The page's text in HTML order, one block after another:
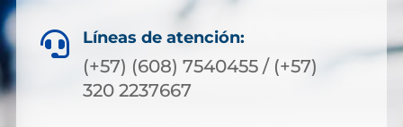
 Líneas de atención:
(+57) (608) 7540455 / (+57)
320 2237667